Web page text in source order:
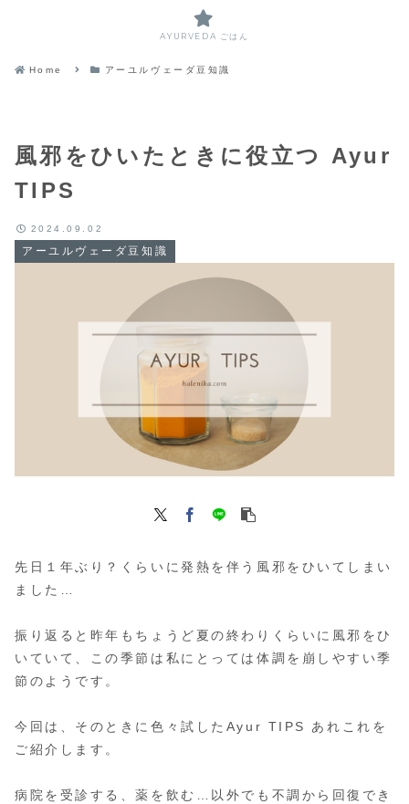
Home アーユルヴェーダ豆知識
風邪をひいたときに役立つ Ayur
TIPS
アーユルヴェーダ豆知識
2024.09.02
先日１年ぶり？くらいに発熱を伴う風邪をひいてしまい
ました…
振り返ると昨年もちょうど夏の終わりくらいに風邪をひ
いていて、この季節は私にとっては体調を崩しやすい季
節のようです。
今回は、そのときに色々試したAyur TIPS あれこれを
ご紹介します。
病院を受診する、薬を飲む…以外でも不調から回復でき
AYURVEDA ごはん